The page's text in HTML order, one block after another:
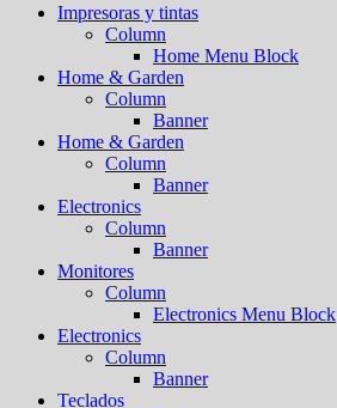
Impresoras y tintas
Column
Home Menu Block
Home & Garden
Column
Banner
Home & Garden
Column
Banner
Electronics
Column
Banner
Monitores
Column
Electronics Menu Block
Electronics
Column
Banner
Teclados